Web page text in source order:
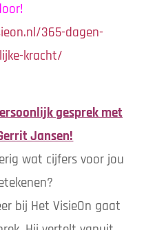
365-dagen-
kracht/
gesprek met
Jansen!
wat cijfers voor jou
bij Het VisieOn gaat